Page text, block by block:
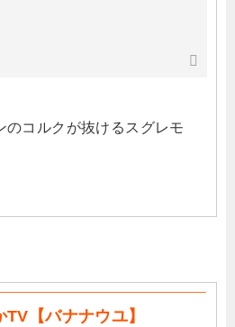
のコルクが抜けるスグレモ
【バナナウユ】